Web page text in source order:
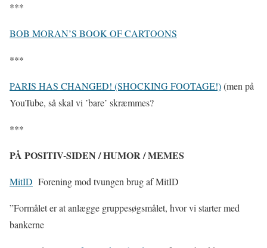
***
BOB MORAN’S BOOK OF CARTOONS
***
PARIS HAS CHANGED! (SHOCKING FOOTAGE!)(men på
YouTube, så skal vi ’bare’ skræmmes?
***
PÅ POSITIV-SIDEN / HUMOR / MEMES
MitID Forening mod tvungen brug af MitID
”Formålet er at anlægge gruppesøgsmålet, hvor vi starter med
bankerne